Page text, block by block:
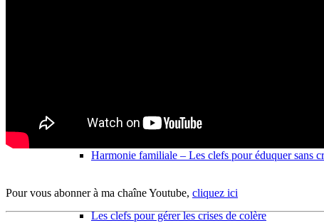
Harmonie familiale – Les clefs pour éduquer sans
Les clefs pour gérer les crises de colère
Pour vous abonner à ma chaîne Youtube, cliquez ici